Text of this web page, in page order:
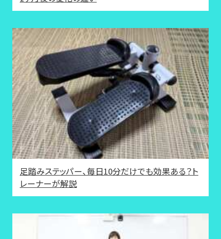
足踏みステッパー、毎日10分だけでも効果ある？ト
レーナーが解説